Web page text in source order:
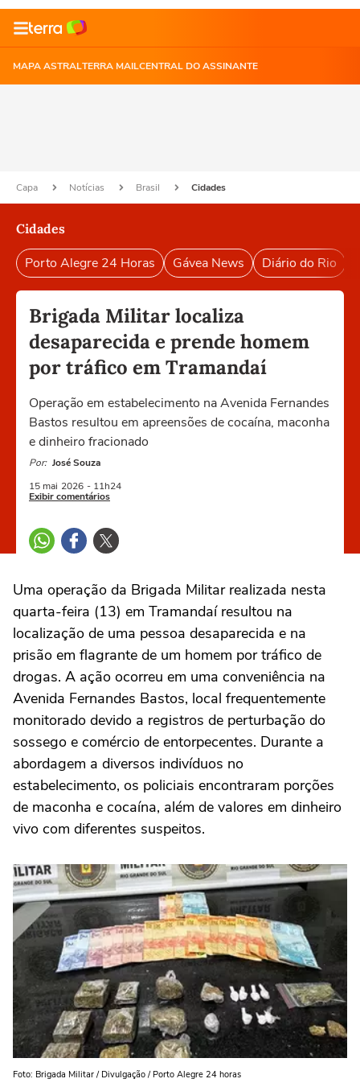
MAPA ASTRALTERRA MAILCENTRAL DO ASSINANTE
Capa Notícias Brasil Cidades
Cidades
Porto Alegre 24 Horas Gávea News Diário do Rio
Brigada Militar localiza
desaparecida e prende homem
por tráfico em Tramandaí
Operação em estabelecimento na Avenida Fernandes
Bastos resultou em apreensões de cocaína, maconha
e dinheiro fracionado
Por: José Souza
15 mai 2026 - 11h24
Exibir comentários
Uma operação da Brigada Militar realizada nesta
quarta-feira (13) em Tramandaí resultou na
localização de uma pessoa desaparecida e na
prisão em flagrante de um homem por tráfico de
drogas. A ação ocorreu em uma conveniência na
Avenida Fernandes Bastos, local frequentemente
monitorado devido a registros de perturbação do
sossego e comércio de entorpecentes. Durante a
abordagem a diversos indivíduos no
estabelecimento, os policiais encontraram porções
de maconha e cocaína, além de valores em dinheiro
vivo com diferentes suspeitos.
Foto: Brigada Militar / Divulgação / Porto Alegre 24 horas